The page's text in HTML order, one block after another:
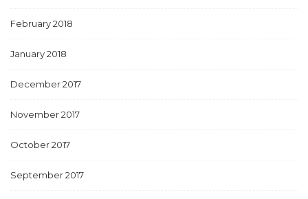
February 2018
January 2018
December 2017
November 2017
October 2017
September 2017